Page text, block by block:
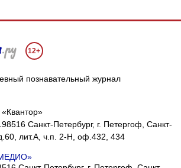
12+
познавательный журнал
Санкт-Петербург, г. Петергоф, Санкт-
лит.А, ч.п. 2-Н, оф.432, 434